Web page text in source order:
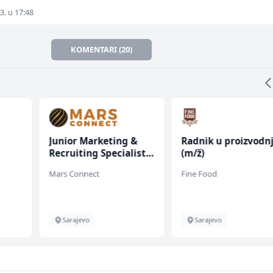
u 17:48
KOMENTARI (20)
Junior Marketing &
Recruiting Specialist
Mars Connect
Sarajevo
Radnik u
(m/ž)
Fine Food
Sarajevo